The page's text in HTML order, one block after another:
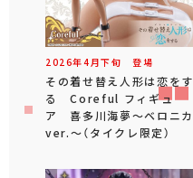
2026年4 月下旬 登場
その着せ替え人形は恋をす
る Coreful フィギュ
ア 喜多川海夢～ベロニカ
ver.～（タイクレ限定）